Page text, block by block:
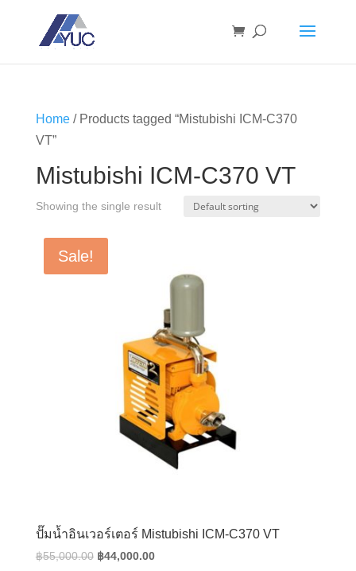
Home/ Products tagged “Mistubishi ICM-C370
VT”
Mistubishi ICM-C370 VT
Showing the single result
Sale!
ปั๊มน้ำอินเวอร์เตอร์ Mistubishi ICM-C370 VT
฿55,000.00 Original
฿44,000.00Current